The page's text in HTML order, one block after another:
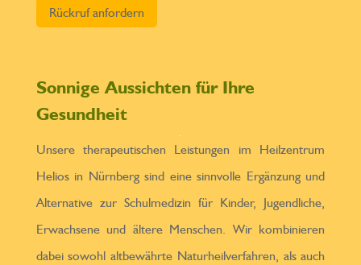
Sonnige Aussichten für Ihre
Gesundheit
Unsere therapeutischen Leistungen im Heilzentrum
Helios in Nürnberg sind eine sinnvolle Ergänzung und
Alternative zur Schulmedizin für Kinder, Jugendliche,
Erwachsene und ältere Menschen. Wir kombinieren
dabei sowohl altbewährte Naturheilverfahren, als auch